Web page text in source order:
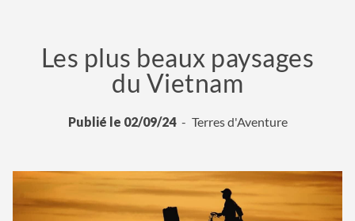
Les plus beaux paysages
du Vietnam
Publié le 02/09/24 Terres d'Aventure